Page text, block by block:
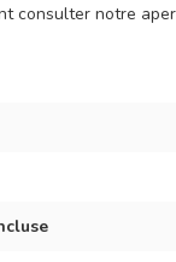
consulter notre